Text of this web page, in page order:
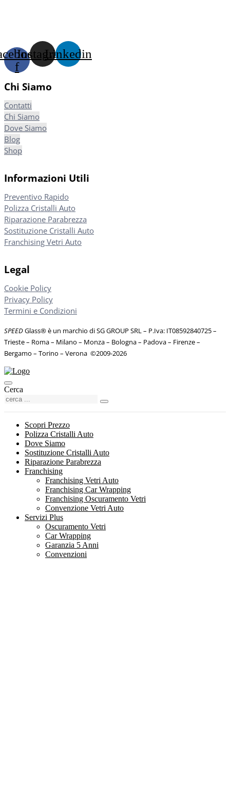
f
InstagramLinkedin
Chi Siamo
Contatti
Chi Siamo
Dove Siamo
Blog
Shop
Informazioni Utili
Preventivo Rapido
Polizza Cristalli Auto
Riparazione Parabrezza
Sostituzione Cristalli Auto
Franchising Vetri Auto
Legal
Cookie Policy
Privacy Policy
Termini e Condizioni
SPEEDGlass® è un marchio di SG GROUP SRL – P.Iva: IT08592840725–
Trieste – Roma – Milano – Monza – Bologna – Padova – Firenze –
Bergamo – Torino – Verona ©2009-2026
Cerca
Scopri Prezzo
Polizza Cristalli Auto
Dove Siamo
Sostituzione Cristalli Auto
Riparazione Parabrezza
Franchising
Franchising Vetri Auto
Franchising Car Wrapping
Franchising Oscuramento Vetri
Convenzione Vetri Auto
Servizi Plus
Oscuramento Vetri
Car Wrapping
Garanzia 5 Anni
Convenzioni